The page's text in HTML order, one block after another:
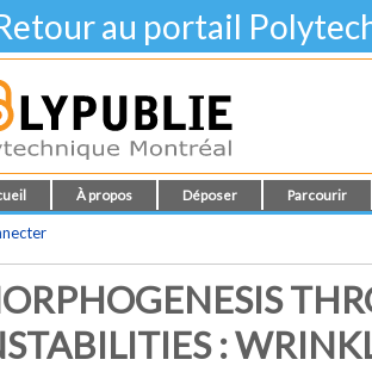
au portail
À propos Déposer Parcourir
: